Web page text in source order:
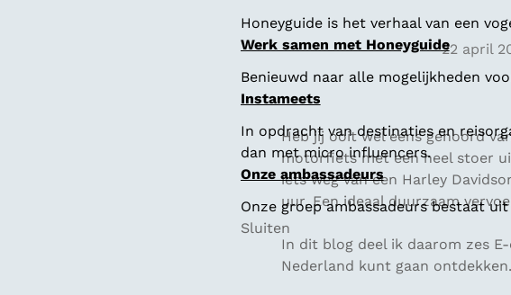
Honeyguide is het verhaal van een
Werk samen met Honeyguide
Benieuwd naar alle mogelijkheden
Instameets
In opdracht van destinaties en
dan met micro influencers.
Onze ambassadeurs
Onze groep ambassadeurs bestaat
Sluiten
22 april
Heb jij ooit wel eens gehoord
motorfiets met een heel stoer
iets weg van een Harley
uur. Een ideaal duurzaam
In dit blog deel ik daarom zes
Nederland kunt gaan ontdekken.